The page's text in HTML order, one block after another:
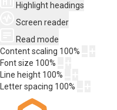
Highlight headings
Screen reader
Read mode
Content scaling 100%
Font size 100%
Line height 100%
Letter spacing 100%